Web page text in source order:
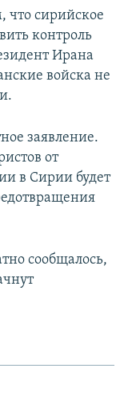
что сирийское
контроль
Ирана
войска не
заявление.
от
в Сирии будет
сообщалось,